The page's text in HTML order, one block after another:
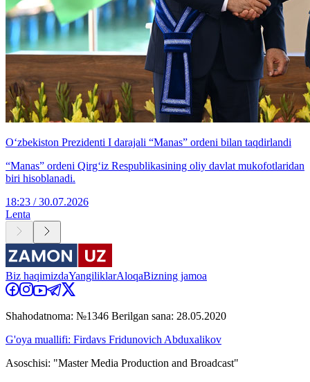
O‘zbekiston Prezidenti I darajali “Manas” ordeni bilan taqdirlandi
“Manas” ordeni Qirg‘iz Respublikasining oliy davlat mukofotlaridan
biri hisoblanadi.
18:23 / 30.07.2026
Lenta
Biz haqimizdaYangiliklarAloqaBizning jamoa
Shahodatnoma: №1346 Berilgan sana: 28.05.2020
G'oya muallifi: Firdavs Fridunovich Abduxalikov
Asoschisi: "Master Media Production and Broadcast"